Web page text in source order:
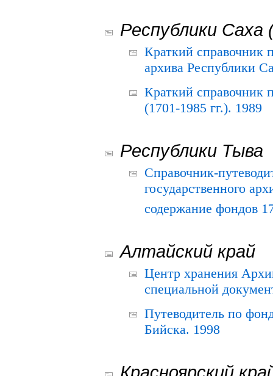
Республики Саха
Краткий справочник
архива Республики
Краткий
(1701-1985 гг.). 1989
Республики Тыва
Справочник-
государственного
содержание фондов
Алтайский край
Центр хранения
специальной
Путеводитель по
Бийска. 1998